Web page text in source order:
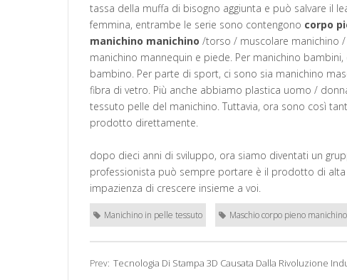
tassa della muffa di bisogno aggiunta e può salvare il
femmina, entrambe le serie sono contengono corpo
manichino manichino /torso / muscolare manichino /
manichino mannequin e piede. Per manichino
bambino. Per parte di sport, ci sono sia manichino
fibra di vetro. Più anche abbiamo plastica uomo /
tessuto pelle del manichino. Tuttavia, ora sono così
prodotto direttamente.
dopo dieci anni di sviluppo, ora siamo diventati un
professionista può sempre portare è il prodotto di
impazienza di crescere insieme a voi.
Manichino in pelle tessuto Maschio corpo pieno manichino
Prev: Tecnologia Di Stampa 3D Causata Dalla Rivoluzione